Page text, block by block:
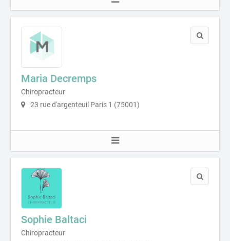
Maria Decremps
Chiropracteur
23 rue d'argenteuil Paris 1 (75001)
Sophie Baltaci
Chiropracteur